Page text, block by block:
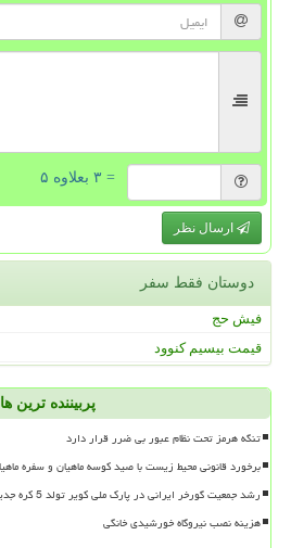
= ۳ بعلاوه ۵
ارسال نظر
دوستان فقط سفر
فیش حج
قیمت بیسیم کنوود
پربیننده ترین ها
تنگه هرمز تحت نظام عبور بی ضرر قرار دارد
برخورد قانونی محیط زیست با صید کوسه ماهیان و سفره
رشد جمعیت گورخر ایرانی در پارک ملی کویر تولد 5 کره جدید در گرمسار
هزینه نصب نیروگاه خورشیدی خانگی